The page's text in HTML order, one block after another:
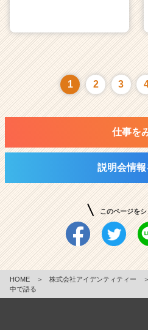
1 2 3
仕事を
説明会情報
このページを
HOME ＞ 株式会社アイデンティティー ＞
中で語る